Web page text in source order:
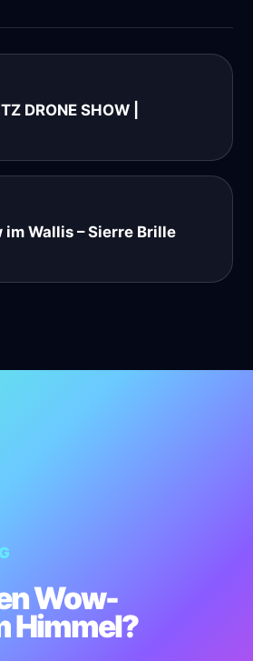
DRONE SHOW |
im Wallis – Sierre Brille
Wow-
Himmel?